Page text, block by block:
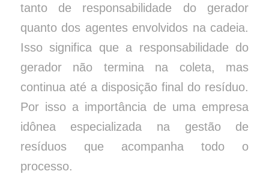
tanto de responsabilidade do gerador
quanto dos agentes envolvidos na cadeia.
Isso significa que a responsabilidade do
gerador não termina na coleta, mas
continua até a disposição final do resíduo.
Por isso a importância de uma empresa
idônea especializada na gestão de
resíduos que acompanha todo o
processo.